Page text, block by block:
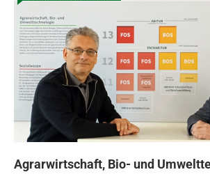
Agrarwirtschaft, Bio- und